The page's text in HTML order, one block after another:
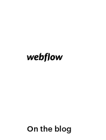
On the blog